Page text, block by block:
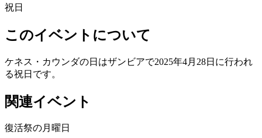
祝日
このイベントについて
ケネス・カウンダの日はザンビアで2025年4月28日に行われ
る祝日です。
関連イベント
復活祭の月曜日